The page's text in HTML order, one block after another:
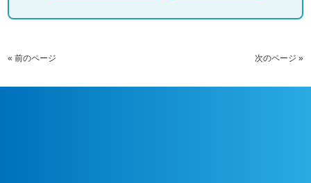
« 前のページ 次のページ »